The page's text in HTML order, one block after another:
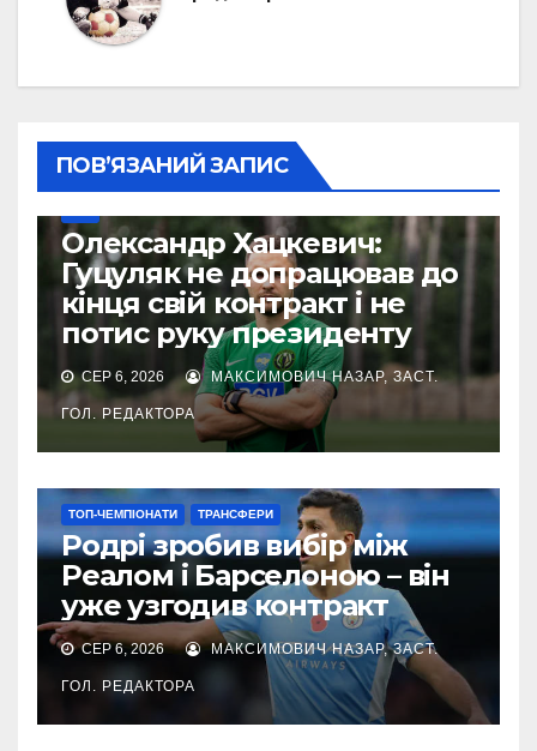
ПОВ’ЯЗАНИЙ ЗАПИС
Олександр Хацкевич:
Гуцуляк не допрацював до
кінця свій контракт і не
потис руку президенту
СЕР 6, 2026 МАКСИМОВИЧ НАЗАР, ЗАСТ.
ГОЛ. РЕДАКТОРА
ТОП-ЧЕМПІОНАТИ ТРАНСФЕРИ
Родрі зробив вибір між
Реалом і Барселоною – він
уже узгодив контракт
СЕР 6, 2026 МАКСИМОВИЧ НАЗАР, ЗАСТ.
ГОЛ. РЕДАКТОРА
УПЛ